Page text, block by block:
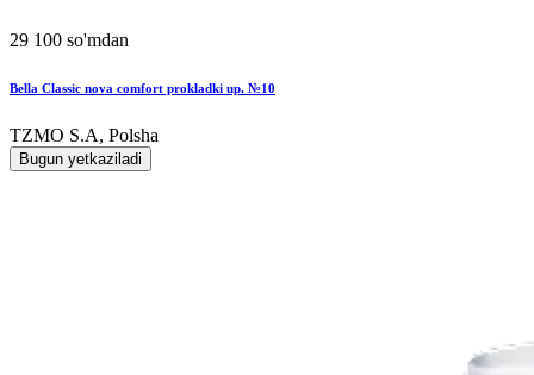
29 100 so'mdan
Bella Classic nova comfort prokladki up. №10
TZMO S.A, Polsha
Bugun yetkaziladi